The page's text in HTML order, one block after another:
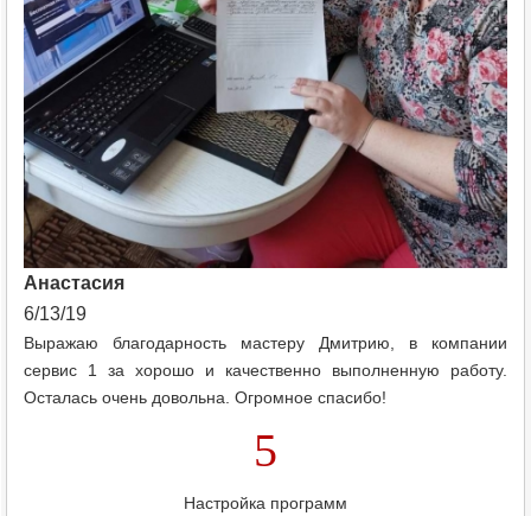
Анастасия
6/13/19
Выражаю благодарность мастеру Дмитрию, в компании
сервис 1 за хорошо и качественно выполненную работу.
Осталась очень довольна. Огромное спасибо!
5
Настройка программ